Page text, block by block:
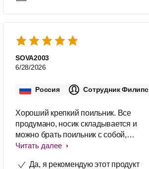
SOVA2003
6/28/2026
Россия Сотрудник Филипс
Хороший крепкий поильник. Все
продумано, носик складывается и
можно брать поильник с собой,
ничего не проливается.
Читать далее
Да, я рекомендую этот продукт